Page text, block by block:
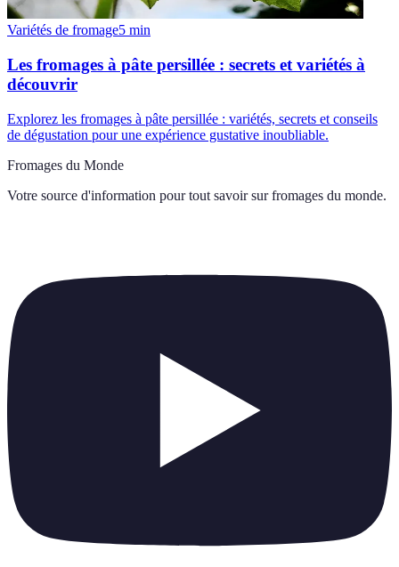
Variétés de fromage5 min
Les fromages à pâte persillée : secrets et variétés à
découvrir
Explorez les fromages à pâte persillée : variétés, secrets et conseils
de dégustation pour une expérience gustative inoubliable.
Fromages du Monde
Votre source d'information pour tout savoir sur fromages du monde.